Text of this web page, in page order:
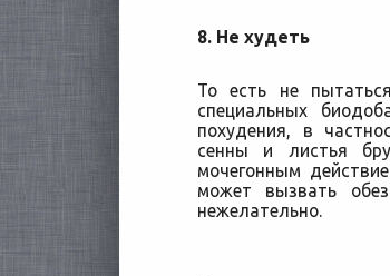
8. Не худеть
То есть не
специальных
похудения, в
сенны и листья
мочегонным
может вызвать
нежелательно.